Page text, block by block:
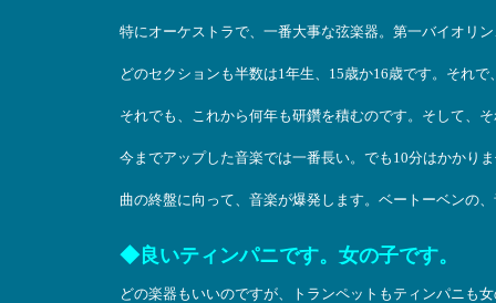
特にオーケストラで、一番大事な弦楽器。第一バイオリ
どのセクションも半数は1年生、15歳か16歳です。それ
それでも、これから何年も研鑽を積むのです。そして、
今までアップした音楽では一番長い。でも10分はかかり
曲の終盤に向って、音楽が爆発します。ベートーベンの
◆良いティンパニです。女の子です。
どの楽器もいいのですが、トランペットもティンパニも